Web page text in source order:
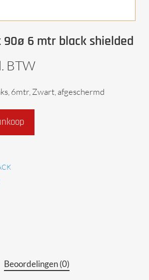
6 mtr black shielded
BTW
6mtr, Zwart, afgeschermd
Beoordelingen (0)